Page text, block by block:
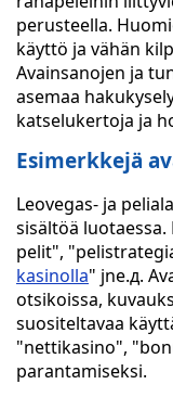
perusteella.
käyttö ja vähän
Avainsanojen ja
asemaa
katselukertoja ja
Esimerkkejä
Leovegas- ja
sisältöä
pelit",
kasinolla" jne.д.
otsikoissa,
suositeltavaa
"nettikasino",
parantamiseksi.